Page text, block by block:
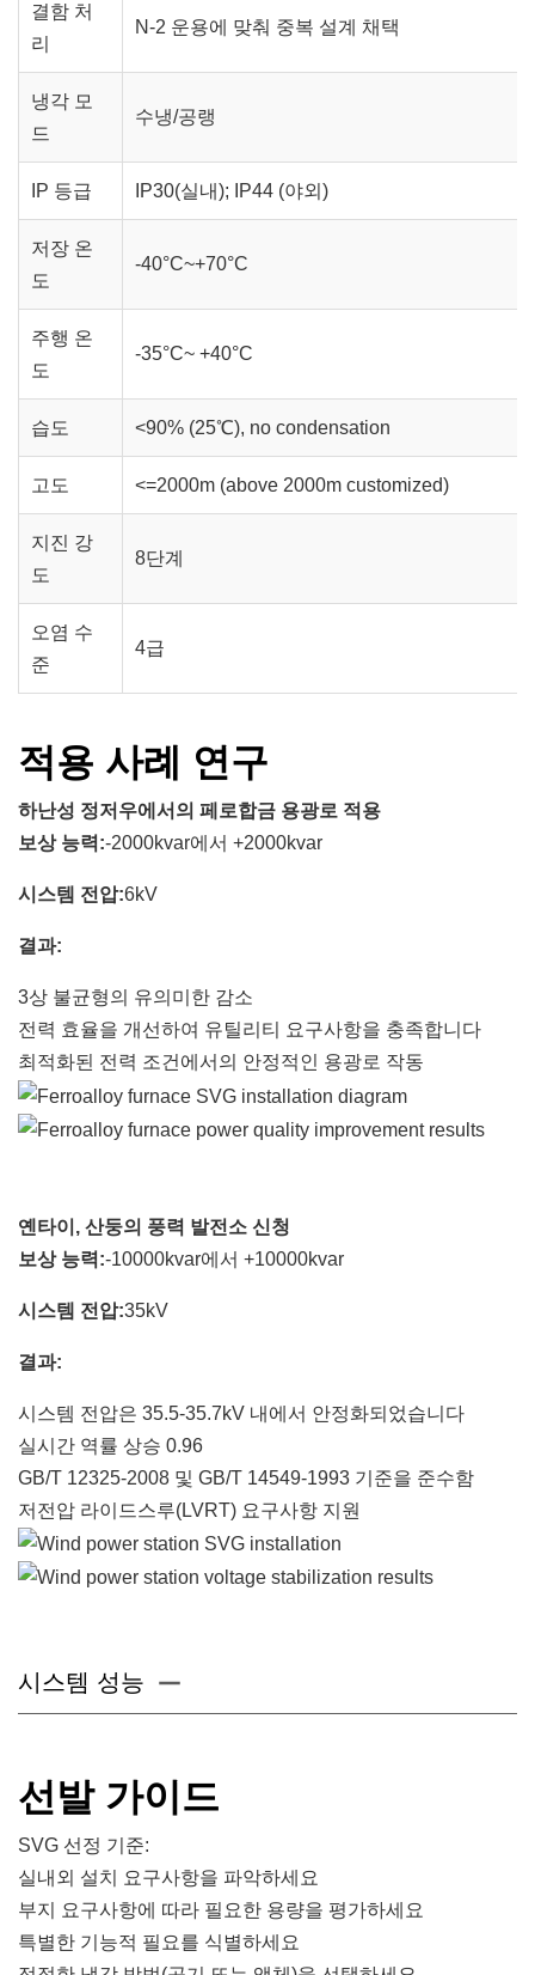
결함 처
리
N-2 운용에 맞춰 중복 설계 채택
냉각 모
드
수냉/공랭
IP 등급 IP30(실내); IP44 (야외)
저장 온
도
-40°C~+70°C
주행 온
도
-35°C~ +40°C
습도 <90% (25℃), no condensation
고도 <=2000m (above 2000m customized)
지진 강
도
8단계
오염 수
준
4급
적용 사례 연구
하난성 정저우에서의 페로합금 용광로 적용
보상 능력:-2000kvar에서 +2000kvar
시스템 전압:6kV
결과:
3상 불균형의 유의미한 감소
전력 효율을 개선하여 유틸리티 요구사항을 충족합니다
최적화된 전력 조건에서의 안정적인 용광로 작동
옌타이, 산둥의 풍력 발전소 신청
보상 능력:-10000kvar에서 +10000kvar
시스템 전압:35kV
결과:
시스템 전압은 35.5-35.7kV 내에서 안정화되었습니다
실시간 역률 상승 0.96
GB/T 12325-2008 및 GB/T 14549-1993 기준을 준수함
저전압 라이드스루(LVRT) 요구사항 지원
시스템 성능
선발 가이드
SVG 선정 기준:
실내외 설치 요구사항을 파악하세요
부지 요구사항에 따라 필요한 용량을 평가하세요
특별한 기능적 필요를 식별하세요